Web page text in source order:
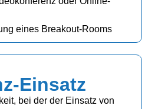
eines Breakout-Rooms
Einsatz
bei der der Einsatz von